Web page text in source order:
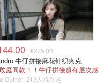
€275.00
牛仔拼接麻花针织夹克
庭同款！！牛仔拼接超有层次感
Outnet 213人感兴趣